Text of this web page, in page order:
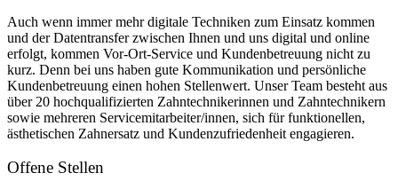
Auch wenn immer mehr digitale Techniken zum Einsatz kommen
und der Datentransfer zwischen Ihnen und uns digital und online
erfolgt, kommen Vor-Ort-Service und Kundenbetreuung nicht zu
kurz. Denn bei uns haben gute Kommunikation und persönliche
Kundenbetreuung einen hohen Stellenwert. Unser Team besteht aus
über 20 hochqualifizierten Zahntechnikerinnen und Zahntechnikern
sowie mehreren Servicemitarbeiter/innen, sich für funktionellen,
ästhetischen Zahnersatz und Kundenzufriedenheit engagieren.
Offene Stellen